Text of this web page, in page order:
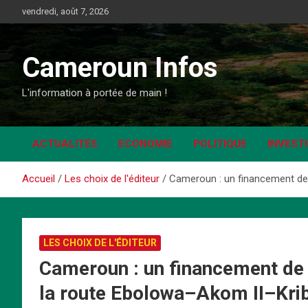
au
vendredi, août 7, 2026
Cameroun Infos
L'information à portée de main !
ACTUALITÉS ECONOMIE POLITIQUE
Accueil Les choix de l'éditeur Cameroun : un financement
LES CHOIX DE L'ÉDITEUR
Cameroun : un financement
la route Ebolowa–Akom